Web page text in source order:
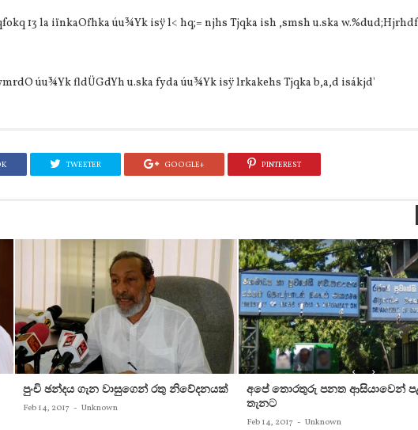
13 la iïnkaOfhka úu¾Yk isÿ l< hq;= njhs Tjqka ish ,smsh u.ska
úu¾Yk fldÜGdYh u.ska fyda úu¾Yk isÿ lrkakehs Tjqka b,a,d isákjd'
TWEETER GOOGLE+ PINTEREST
පුංචි ඡන්දය ගැන වාසුගෙන් රතු නිවේදනයක්‌
Feb 14, 2017 - Unknown
අපේ තොරතුරු පනත ආසියාවෙන්
තැනට
Feb 14, 2017 - Unknown